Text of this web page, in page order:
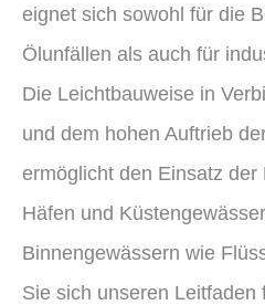
eignet sich sowohl für die
Ölunfällen als auch für
Die Leichtbauweise in
und dem hohen Auftrieb
ermöglicht den Einsatz
Häfen und
Binnengewässern wie
Sie sich unseren Leitfaden